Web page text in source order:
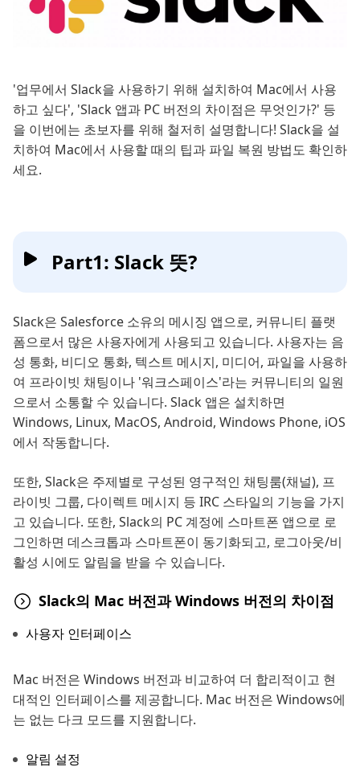
'업무에서 Slack을 사용하기 위해 설치하여 Mac에서 사용
하고 싶다', 'Slack 앱과 PC 버전의 차이점은 무엇인가?' 등
을 이번에는 초보자를 위해 철저히 설명합니다! Slack을 설
치하여 Mac에서 사용할 때의 팁과 파일 복원 방법도 확인하
세요.
Part1: Slack 뜻?
Slack은 Salesforce 소유의 메시징 앱으로, 커뮤니티 플랫
폼으로서 많은 사용자에게 사용되고 있습니다. 사용자는 음
성 통화, 비디오 통화, 텍스트 메시지, 미디어, 파일을 사용하
여 프라이빗 채팅이나 '워크스페이스'라는 커뮤니티의 일원
으로서 소통할 수 있습니다. Slack 앱은 설치하면
Windows, Linux, MacOS, Android, Windows Phone, iOS
에서 작동합니다.
또한, Slack은 주제별로 구성된 영구적인 채팅룸(채널), 프
라이빗 그룹, 다이렉트 메시지 등 IRC 스타일의 기능을 가지
고 있습니다. 또한, Slack의 PC 계정에 스마트폰 앱으로 로
그인하면 데스크톱과 스마트폰이 동기화되고, 로그아웃/비
활성 시에도 알림을 받을 수 있습니다.
Slack의 Mac 버전과 Windows 버전의 차이점
사용자 인터페이스
Mac 버전은 Windows 버전과 비교하여 더 합리적이고 현
대적인 인터페이스를 제공합니다. Mac 버전은 Windows에
는 없는 다크 모드를 지원합니다.
알림 설정